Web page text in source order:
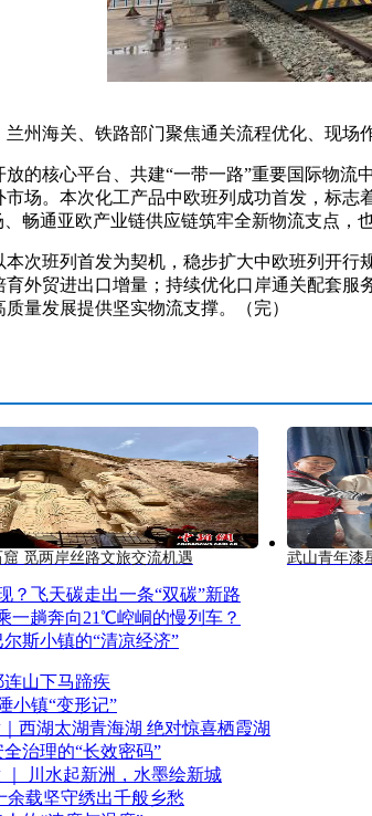
海关、铁路部门聚焦通关流程优化、现场
核心平台、共建“一带一路”重要国际物流
场。本次化工产品中欧班列成功首发，标
畅通亚欧产业链供应链筑牢全新物流支点
班列首发为契机，稳步扩大中欧班列开行
外贸进出口增量；持续优化口岸通关配套
量发展提供坚实物流支撑。（完）
觅两岸丝路文旅交流机遇 武山青年漆
？飞天碳走出一条“双碳”新路
一趟奔向21℃崆峒的慢列车？
斯小镇的“清凉经济”
山下马蹄疾
小镇“变形记”
西湖太湖青海湖 绝对惊喜栖霞湖
治理的“长效密码”
｜ 川水起新洲，水墨绘新城
余载坚守绣出千般乡愁